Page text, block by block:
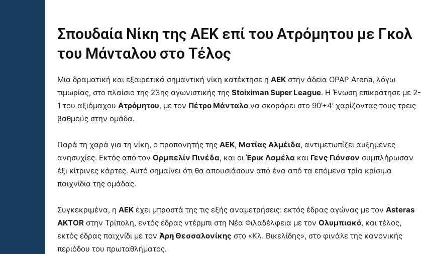
Σπουδαία Νίκη της ΑΕΚ επί του Ατρόμητου με Γκολ
του Μάνταλου στο Τέλος
Μια δραματική και εξαιρετικά σημαντική νίκη κατέκτησε η ΑΕΚ στην άδεια OPAP Arena, λόγω
τιμωρίας, στο πλαίσιο της 23ης αγωνιστικής της Stoiximan Super League. Η Ένωση επικράτησε με 2-
1 του αξιόμαχου Ατρόμητου, με τον Πέτρο Μάνταλο να σκοράρει στο 90’+4′ χαρίζοντας τους τρεις
βαθμούς στην ομάδα.
Παρά τη χαρά για τη νίκη, ο προπονητής της ΑΕΚ, Ματίας Αλμέιδα, αντιμετωπίζει αυξημένες
ανησυχίες. Εκτός από τον Ορμπελίν Πινέδα, και οι Έρικ Λαμέλα και Γενς Γιόνσον συμπλήρωσαν
έξι κίτρινες κάρτες. Αυτό σημαίνει ότι θα απουσιάσουν από ένα από τα επόμενα τρία κρίσιμα
παιχνίδια της ομάδας.
Συγκεκριμένα, η ΑΕΚ έχει μπροστά της τις εξής αναμετρήσεις: εκτός έδρας αγώνας με τον Asteras
AKTOR στην Τρίπολη, εντός έδρας ντέρμπι στη Νέα Φιλαδέλφεια με τον Ολυμπιακό, και τέλος,
εκτός έδρας παιχνίδι με τον Άρη Θεσσαλονίκης στο «Κλ. Βικελίδης», στο φινάλε της κανονικής
περιόδου του πρωταθλήματος.